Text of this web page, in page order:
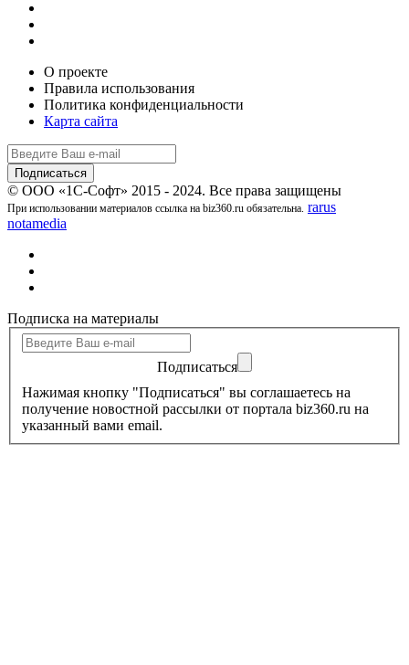
О проекте
Правила использования
Политика конфиденциальности
Карта сайта
© ООО «1С-Софт» 2015 - 2024. Все права защищены
При использовании материалов ссылка на biz360.ru обязательна. rarus
notamedia
Подписка на материалы
Подписаться
Нажимая кнопку "Подписаться" вы соглашаетесь на
получение новостной рассылки от портала biz360.ru на
указанный вами email.